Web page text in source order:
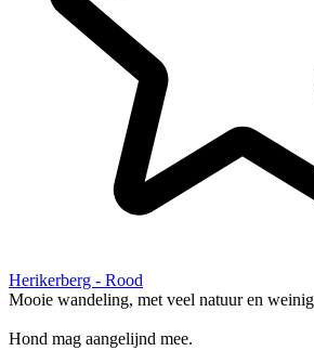
Herikerberg - Rood
Mooie wandeling, met veel natuur en
Hond mag aangelijnd mee.